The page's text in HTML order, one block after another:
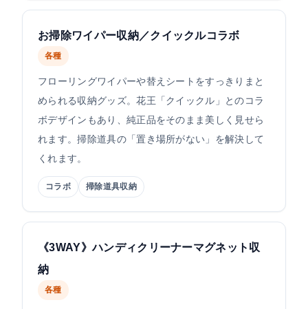
お掃除ワイパー収納／クイックルコラボ
各種
フローリングワイパーや替えシートをすっきりまと
められる収納グッズ。花王「クイックル」とのコラ
ボデザインもあり、純正品をそのまま美しく見せら
れます。掃除道具の「置き場所がない」を解決して
くれます。
コラボ 掃除道具収納
《3WAY》ハンディクリーナーマグネット収
納
各種